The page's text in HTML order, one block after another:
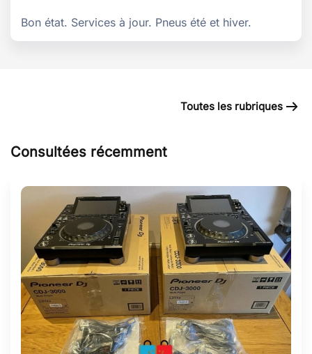
Bon état. Services à jour. Pneus été et hiver.
Toutes les rubriques
Consultées récemment